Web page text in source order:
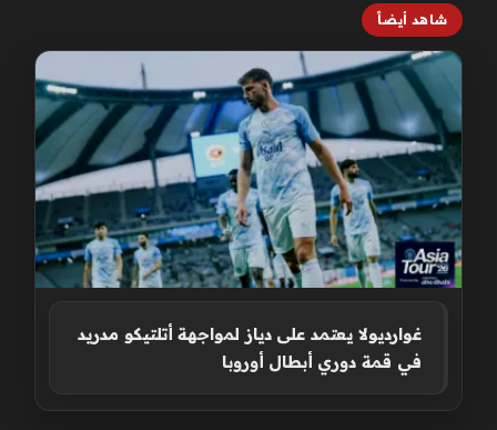
شاهد أيضاً
غوارديولا يعتمد على دياز لمواجهة أتلتيكو مدريد
في قمة دوري أبطال أوروبا